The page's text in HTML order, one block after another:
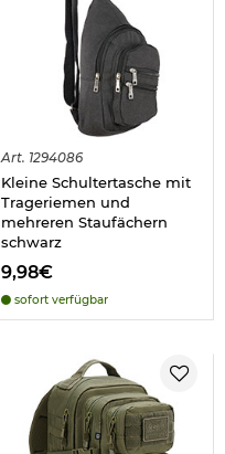
Art. 1294086
Kleine Schultertasche mit
Trageriemen und
mehreren Staufächern
schwarz
9,98€
sofort verfügbar